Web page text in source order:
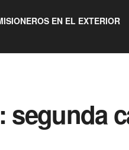
EN EL EXTERIOR